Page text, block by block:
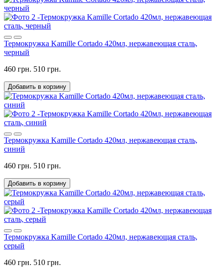
Термокружка Kamille Cortado 420мл, нержавеющая сталь,
черный
460 грн. 510 грн.
Добавить в корзину
Термокружка Kamille Cortado 420мл, нержавеющая сталь,
синий
460 грн. 510 грн.
Добавить в корзину
Термокружка Kamille Cortado 420мл, нержавеющая сталь,
серый
460 грн. 510 грн.